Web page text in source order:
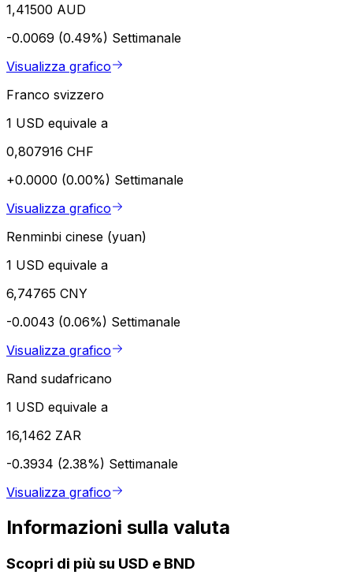
1,41500 AUD
-0.0069 (0.49%) Settimanale
Visualizza grafico
Franco svizzero
1 USD equivale a
0,807916 CHF
+0.0000 (0.00%) Settimanale
Visualizza grafico
Renminbi cinese (yuan)
1 USD equivale a
6,74765 CNY
-0.0043 (0.06%) Settimanale
Visualizza grafico
Rand sudafricano
1 USD equivale a
16,1462 ZAR
-0.3934 (2.38%) Settimanale
Visualizza grafico
Informazioni sulla valuta
Scopri di più su USD e BND